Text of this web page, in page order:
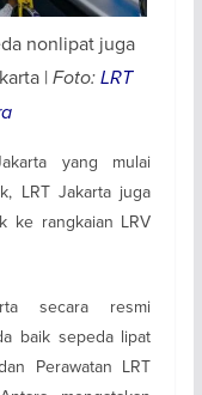
nonlipat juga
|Foto:LRT
yang mulai
LRT Jakarta juga
ke rangkaian LRV
secara resmi
baik sepeda lipat
Perawatan LRT